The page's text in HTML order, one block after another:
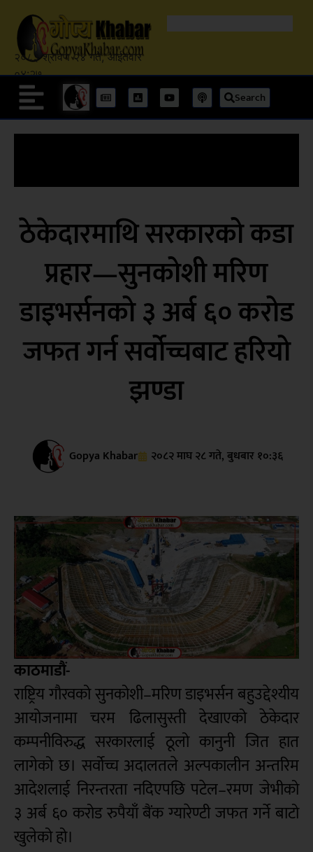
२०८३ श्रावण २४ गते, आईतवार
०४:२७
Search
ठेकेदारमाथि सरकारको कडा
प्रहार—सुनकोशी मरिण
डाइभर्सनको ३ अर्ब ६० करोड
जफत गर्न सर्वोच्चबाट हरियो
झण्डा
Gopya Khabar २०८२ माघ २८ गते, बुधबार १०:३६
काठमाडौं-
राष्ट्रिय गौरवको सुनकोशी–मरिण डाइभर्सन बहुउद्देश्यीय
आयोजनामा चरम ढिलासुस्ती देखाएको ठेकेदार
कम्पनीविरुद्ध सरकारलाई ठूलो कानुनी जित हात
लागेको छ। सर्वोच्च अदालतले अल्पकालीन अन्तरिम
आदेशलाई निरन्तरता नदिएपछि पटेल–रमण जेभीको
३ अर्ब ६० करोड रुपैयाँ बैंक ग्यारेण्टी जफत गर्ने बाटो
खुलेको हो।